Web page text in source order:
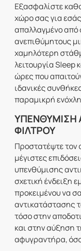
Εξασφαλίστε
χώρο σας για
απαλλαγμένο από
ανεπιθύμητους
χαμηλότερη
λειτουργία Sleep
ώρες που
ιδανικές
παραμικρή
ΥΠΕΝΘΥΜΙΣΗ
ΦΙΛΤΡΟΥ
Προστατέψτε τον
μέγιστες
υπενθύμισης
σχετική ένδειξη
προκειμένου να
αντικατάστασης
τόσο στην
και στην αύξηση
αφυγραντήρα,